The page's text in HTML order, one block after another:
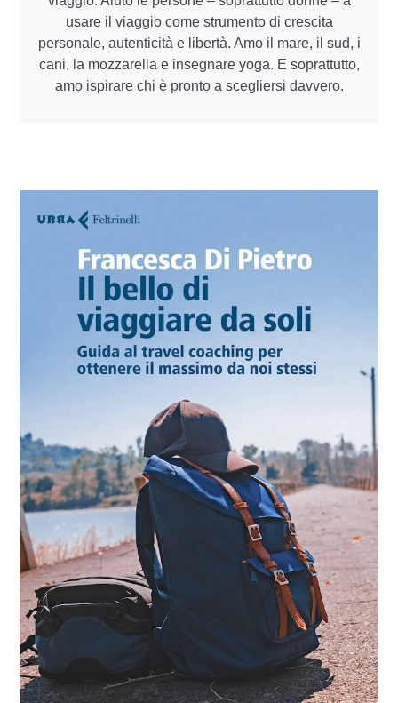
usare il viaggio come strumento di crescita
personale, autenticità e libertà. Amo il mare, il sud, i
cani, la mozzarella e insegnare yoga. E soprattutto,
amo ispirare chi è pronto a scegliersi davvero.